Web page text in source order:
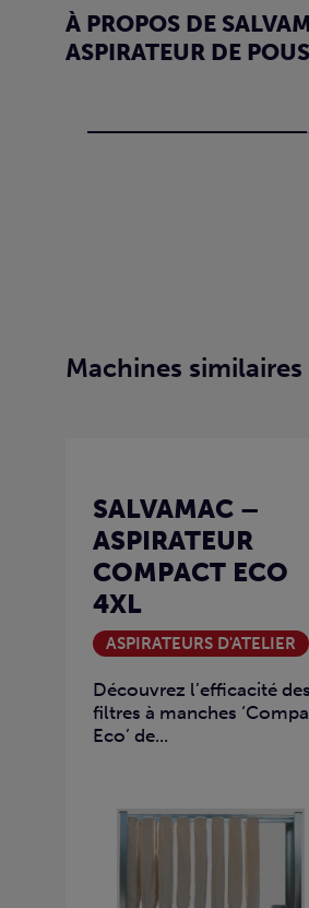
À PROPOS DE
ASPIRATEUR DE
Machines similaires
SALVAMAC –
ASPIRATEUR
COMPACT ECO
4XL
ASPIRATEURS D'ATELIER
Découvrez l’efficacité des
filtres à manches
Eco’ de...